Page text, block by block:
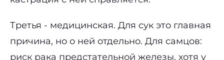
Третья - медицинская. Для сук это главная
причина, но о ней отдельно. Для самцов:
риск рака предстательной железы, хотя у